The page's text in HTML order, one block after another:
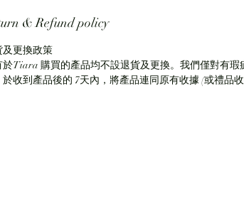
& Refund policy
及更換政策
於Tiara 購買的產品均不設退貨及更換。我們僅對有
於收到產品後的 7天內，將產品連同原有收據 (或禮品